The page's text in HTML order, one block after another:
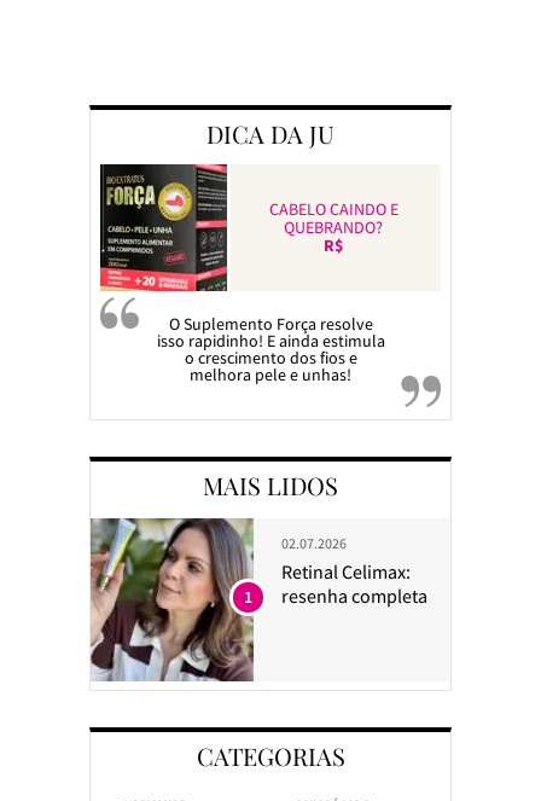
DICA DA JU
CABELO CAINDO E
QUEBRANDO?
R$
O Suplemento Força resolve
isso rapidinho! E ainda estimula
o crescimento dos fios e
melhora pele e unhas!
MAIS LIDOS
02.07.2026
Retinal Celimax:
resenha completa
1
CATEGORIAS